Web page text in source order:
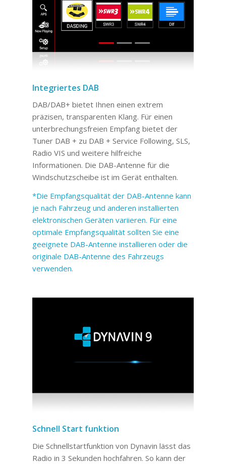
Integriertes DAB
DAB/DAB+ bietet Ihnen einen extrem
präzisen, transparenten Klang. Für einen
unterbrechungsfreien Empfang bietet der
Tuner DAB + zu DAB + Service Following, SLS,
Radio VIS und weitere hilfreiche
Informationen. Die DAB-Antenne für die
Windschutzscheibe ist im Gerät enthalten.
*Die Empfangsqualität der DAB-Antenne kann
je nach Fahrzeug und anderen installierten
elektronischen Geräten variieren. Für eine
optimale Empfangsqualität sollten Sie eine
geeignete DAB-Antenne installieren oder die
originale DAB-Antenne des Fahrzeugs
verwenden.
Schnell Start funktion
Die Schnellstartfunktion von Dynavin lässt das
Radio in 3 Sekunden hochfahren. So kann der